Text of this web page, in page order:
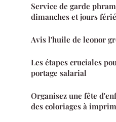
Service de garde
dimanches et jours
Avis l'huile de leonor
Les étapes cruciales
portage salarial
Organisez une fête
des coloriages à